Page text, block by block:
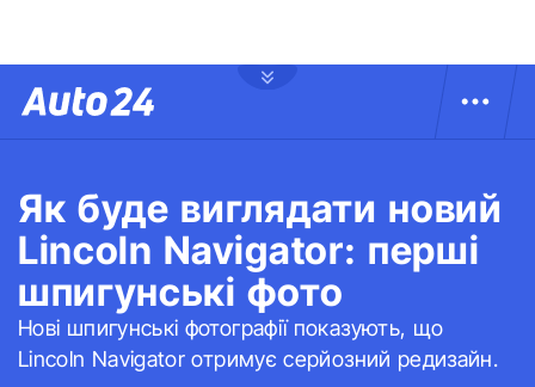
Як буде виглядати новий
Lincoln Navigator: перші
шпигунські фото
Нові шпигунські фотографії показують, що
Lincoln Navigator отримує серйозний редизайн.